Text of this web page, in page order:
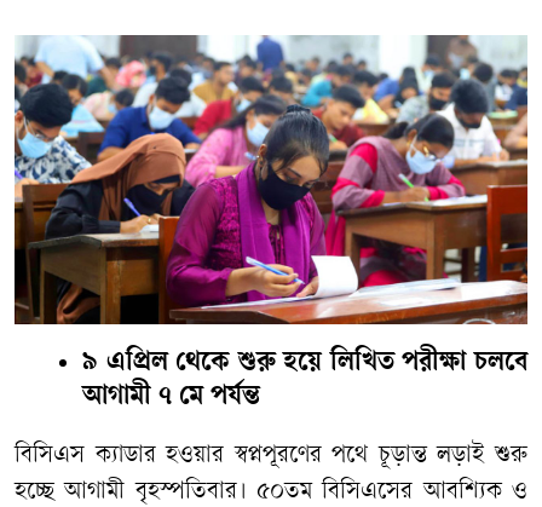
৯ এপ্রিল থেকে শুরু হয়ে লিখিত পরীক্ষা চলবে
আগামী ৭ মে পর্যন্ত
বিসিএস ক্যাডার হওয়ার স্বপ্নপূরণের পথে চূড়ান্ত লড়াই শুরু
হচ্ছে আগামী বৃহস্পতিবার। ৫০তম বিসিএসের আবশ্যিক ও